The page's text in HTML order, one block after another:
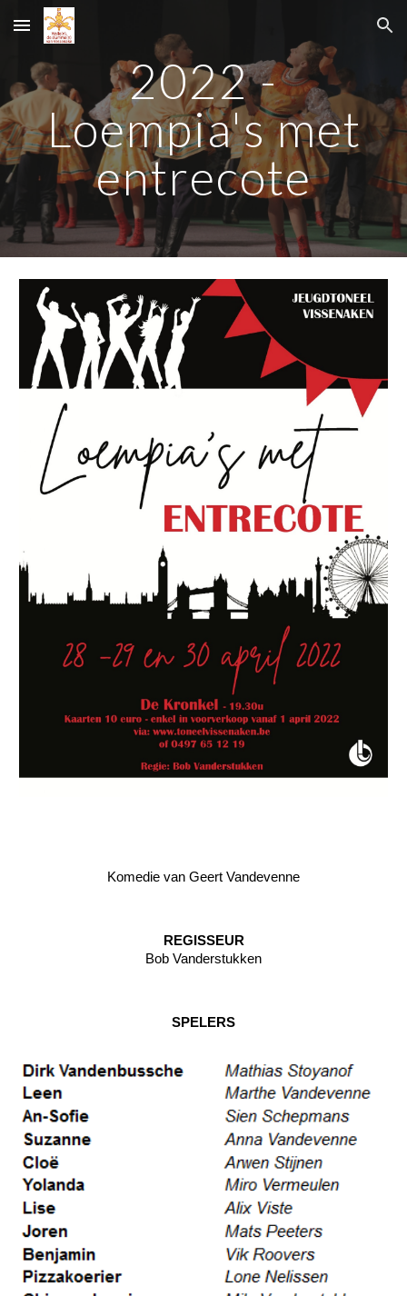
Skip to main content Skip to navigation
2022-
Loempia's met
entrecote
Komedie van Geert Vandevenne
REGISSEUR
Bob Vanderstukken
SPELERS